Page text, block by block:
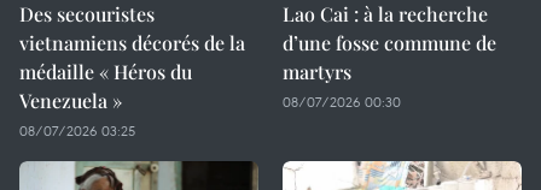
Des secouristes
vietnamiens décorés de la
médaille « Héros du
Venezuela »
08/07/2026 03:25
Lao Cai : à la recherche
d’une fosse commune de
martyrs
08/07/2026 00:30